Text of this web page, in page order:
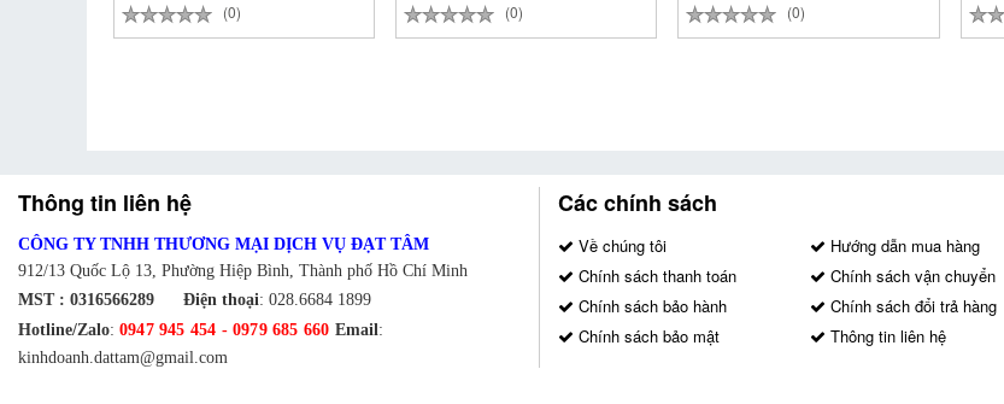
(0) (0) (0)
Thông tin liên hệ
CÔNG TY TNHH THƯƠNG MẠI DỊCH VỤ ĐẠT TÂM
912/13 Quốc Lộ 13, Phường Hiệp Bình, Thành phố Hồ Chí Minh
MST : 0316566289 Điện thoại: 028.6684 1899
Hotline/Zalo: 0947 945 454 -0979 685 660 Email:
kinhdoanh.dattam@gmail.com
Các chính sách
Về chúng tôi
Hướng dẫn mua hàng
Chính sách thanh toán
Chính sách vận chuyển
Chính sách bảo hành
Chính sách đổi trả hàng
Chính sách bảo mật
Thông tin liên hệ